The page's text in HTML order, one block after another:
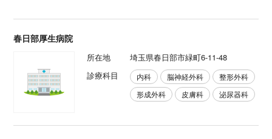
春日部厚生病院
所在地
埼玉県春日部市緑町6-11-48
診療科目
内科 脳神経外科
整形外科
形成外科
皮膚科 泌尿器科